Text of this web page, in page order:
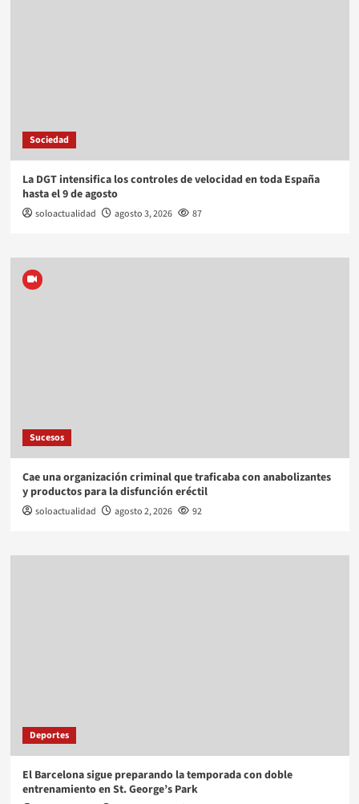
Sociedad
La DGT intensifica los controles de velocidad en toda España
hasta el 9 de agosto
soloactualidad agosto 3, 2026 87
Sucesos
Cae una organización criminal que traficaba con anabolizantes
y productos para la disfunción eréctil
soloactualidad agosto 2, 2026 92
Deportes
El Barcelona sigue preparando la temporada con doble
entrenamiento en St. George’s Park